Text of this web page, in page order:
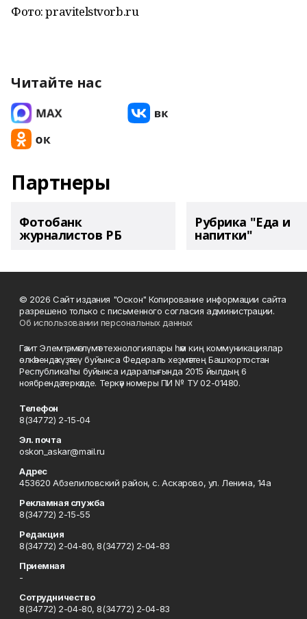
Фото: pravitelstvorb.ru
Читайте нас
Партнеры
Фотобанк
журналистов РБ
Рубрика "Еда и
напитки"
© 2026 Сайт издания "Оскон" Копирование информации сайта
разрешено только с письменного согласия администрации.
Об использовании персональных данных
Гәзит Элемтә, мәғлүмәт технологиялары һәм киң коммуникациялар
өлкәһендә күҙәтеү буйынса Федераль хеҙмәттең Башҡортостан
Республикаһы буйынса идаралығында 2015 йылдың 6
ноябрендә теркәлде. Теркәү номеры ПИ № ТУ 02-01480.
Телефон
8(34772) 2-15-04
Эл. почта
oskon_askar@mail.ru
Адрес
453620 Абзелиловский район, с. Аскарово, ул. Ленина, 14а
Рекламная служба
8(34772) 2-15-55
Редакция
8(34772) 2-04-80, 8(34772) 2-04-83
Приемная
-
Сотрудничество
8(34772) 2-04-80, 8(34772) 2-04-83